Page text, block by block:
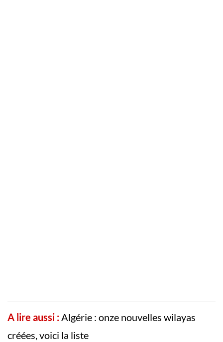
A lire aussi : Algérie : onze nouvelles wilayas
créées, voici la liste